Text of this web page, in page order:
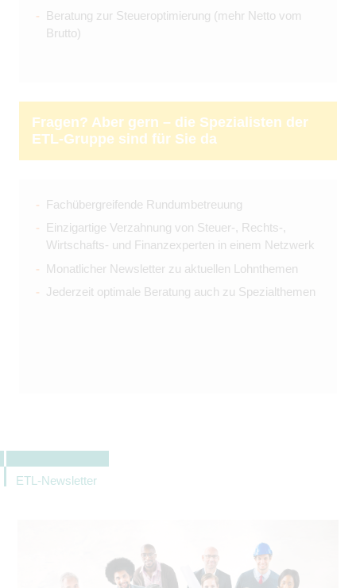
Beratung zur Steueroptimierung (mehr Netto vom
Brutto)
Fragen? Aber gern – die Spezialisten der
ETL-Gruppe sind für Sie da
Fachübergreifende Rundumbetreuung
Einzigartige Verzahnung von Steuer-, Rechts-,
Wirtschafts- und Finanzexperten in einem Netzwerk
Monatlicher Newsletter zu aktuellen Lohnthemen
Jederzeit optimale Beratung auch zu Spezialthemen
ETL-Newsletter